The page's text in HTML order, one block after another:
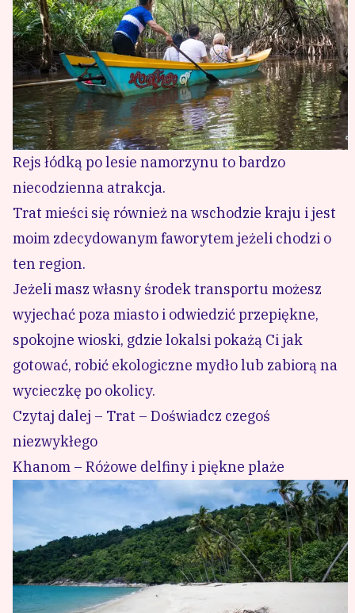
Rejs łódką po lesie namorzynu to bardzo
niecodzienna atrakcja.
Trat mieści się również na wschodzie kraju i jest
moim zdecydowanym faworytem jeżeli chodzi o
ten region.
Jeżeli masz własny środek transportu możesz
wyjechać poza miasto i odwiedzić przepiękne,
spokojne wioski, gdzie lokalsi pokażą Ci jak
gotować, robić ekologiczne mydło lub zabiorą na
wycieczkę po okolicy.
Czytaj dalej – Trat – Doświadcz czegoś
niezwykłego
Khanom – Różowe delfiny i piękne plaże